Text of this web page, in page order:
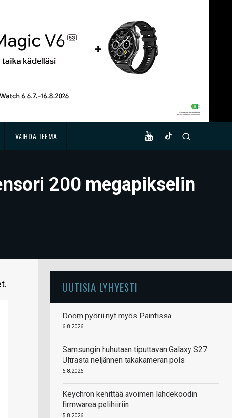
VAIHDA TEEMA
200 megapikselin
UUTISIA LYHYESTI
Doom pyörii nyt myös Paintissa
6.8.2026
Samsungin huhutaan tiputtavan Galaxy S27
Ultrasta neljännen takakameran pois
6.8.2026
Keychron kehittää avoimen lähdekoodin
firmwarea pelihiiriin
5.8.2026